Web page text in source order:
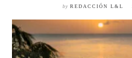
by REDACCIÓN L&L